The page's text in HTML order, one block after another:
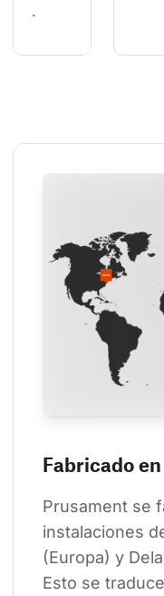
.
Fabricado en
Prusament se
instalaciones
(Europa) y
Esto se